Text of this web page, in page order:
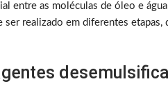
entre as moléculas de óleo e
realizado em diferentes etapas,